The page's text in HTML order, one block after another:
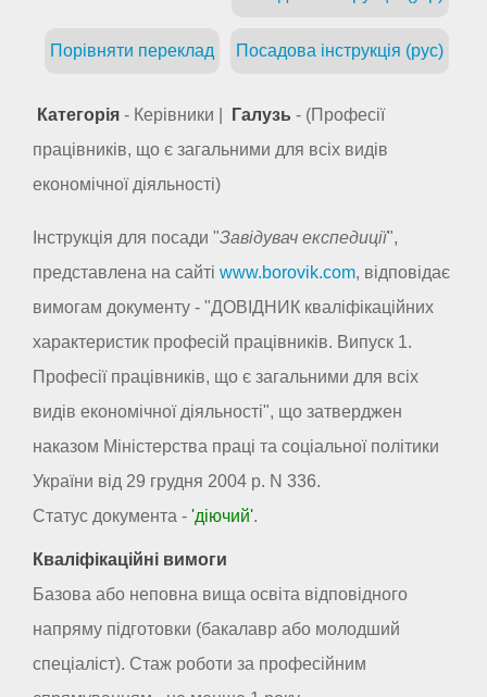
Посадова інструкція (рус)
Порівняти переклад
Категорія - Керівники | Галузь - (Професії
працівників, що є загальними для всіх видів
економічної діяльності)
Інструкція для посади "Завідувач експедиції",
представлена на сайті www.borovik.com, відповідає
вимогам документу - "ДОВІДНИК кваліфікаційних
характеристик професій працівників. Випуск 1.
Професії працівників, що є загальними для всіх
видів економічної діяльності", що затверджен
наказом Міністерства праці та соціальної політики
України від 29 грудня 2004 р. N 336.
Статус документа - 'діючий'.
Кваліфікаційні вимоги
Базова або неповна вища освіта відповідного
напряму підготовки (бакалавр або молодший
спеціаліст). Стаж роботи за професійним